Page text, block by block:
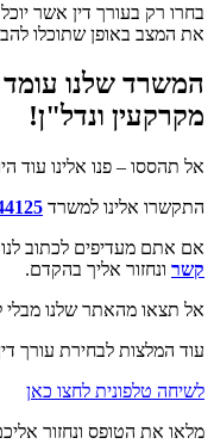
בחרו רק בעורך דין אשר
את המצב באופן שתוכלו
המשרד שלנו
מקרקעין ונדל"ן!
אל תהססו – פנו אלינו עוד
התקשרו אלינו למשרד
אם אתם מעדיפים לכתוב
קשר ונחזור אליך בהקדם.
אל תצאו מהאתר שלנו מבלי
עוד המלצות לבחירת עורך
לשיחה טלפונית לחצו כאן
מלאו את הטופס ונחזור